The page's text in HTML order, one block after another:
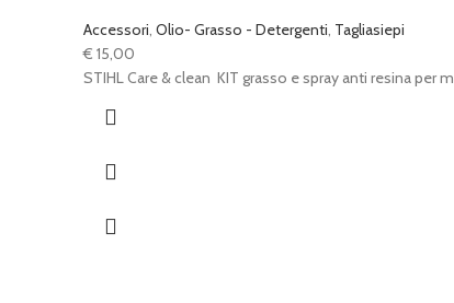
Accessori, Olio- Grasso - Detergenti, Tagliasiepi
€ 15,00
STIHL Care & clean KIT grasso e spray anti resina